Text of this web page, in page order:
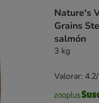
Nature's
Grains
salmón
3 kg
Valorar: